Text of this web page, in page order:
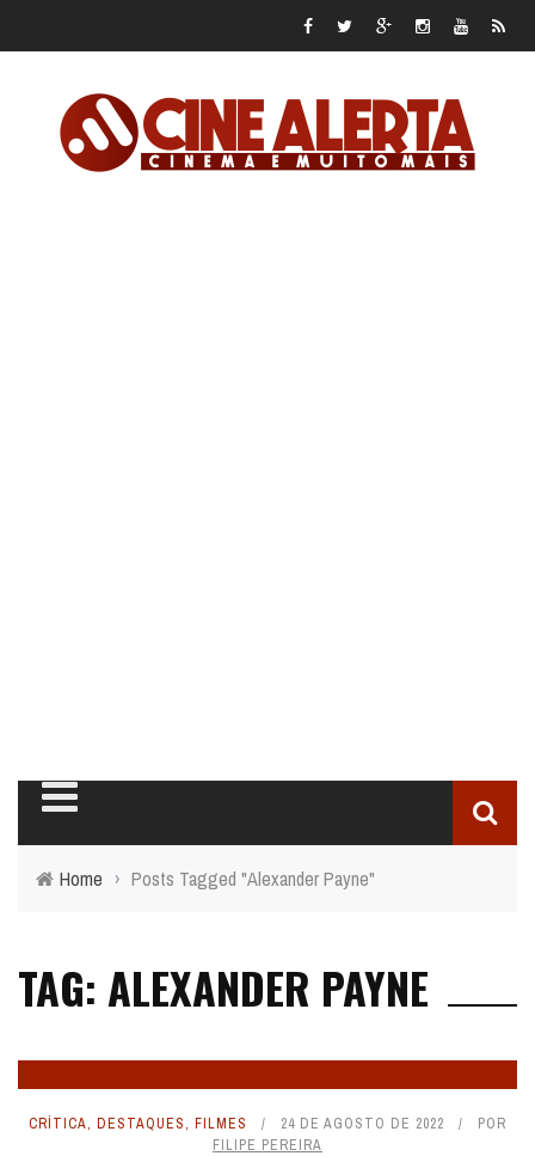
Home › Posts Tagged "Alexander Payne"
TAG: ALEXANDER PAYNE
CRÍTICA, DESTAQUES, FILMES 24 DE AGOSTO DE 2022
POR
FILIPE PEREIRA